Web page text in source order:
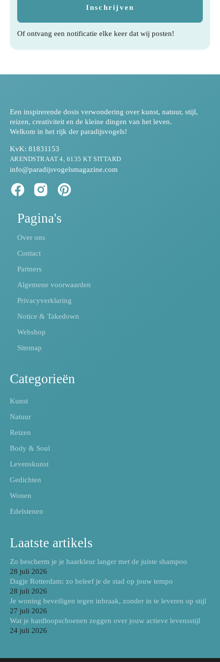
Of ontvang een notificatie elke keer dat wij posten!
Een inspirerende dosis verwondering over kunst, natuur, stijl,
reizen, creativiteit en de kleine dingen van het leven.
Welkom in het rijk der paradijsvogels!
KvK: 81831153
ARENDSTRAAT 4, 6135 KT SITTARD
info@paradijsvogelsmagazine.com
Pagina's
Over ons
Contact
Partners
Algemene voorwaarden
Privacyverklaring
Notice & Takedown
Webshop
Sitemap
Categorieën
Kunst
Natuur
Reizen
Body & Soul
Levenskunst
Gedichten
Wonen
Edelstenen
Laatste artikels
Zo bescherm je je haarkleur langer met de juiste shampoo
28 juli 2026
Dagje Rotterdam: zo beleef je de stad op jouw tempo
28 juli 2026
Je woning beveiligen tegen inbraak, zonder in te leveren op stijl
27 juli 2026
Wat je hardloopschoenen zeggen over jouw actieve levensstijl
24 juli 2026